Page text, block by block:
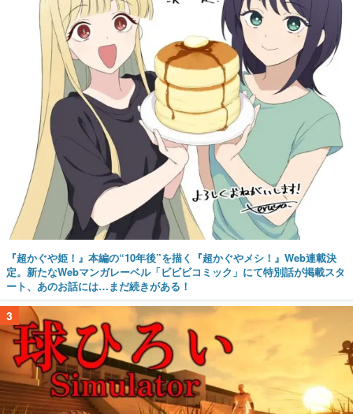
『超かぐや姫！』本編の“10年後”を描く『超かぐやメシ！』Web連載決
定。新たなWebマンガレーベル「ビビビコミック」にて特別話が掲載スタ
ート、あのお話には…まだ続きがある！
3